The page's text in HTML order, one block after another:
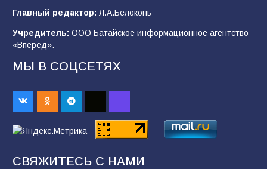
В детском саду № 35 дети освоили
строительные профессии в ходе
спортивного праздника
90
«Слухами Москву не возьмёшь»: почему
заявления Киева о мобилизации — это
отчаяние, а не разведка
83 02.08.2026
Главный редактор: Л.А.Белоконь
Учредитель: ООО Батайское информационное агентство
«Вперёд».
МЫ В СОЦСЕТЯХ
СВЯЖИТЕСЬ С НАМИ